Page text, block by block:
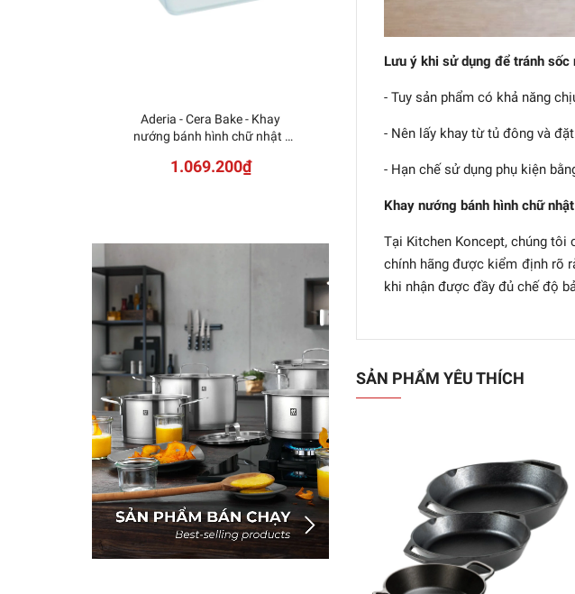
Lưu ý khi sử dụng để tránh sốc
- Tuy sản phẩm có khả năng
- Nên lấy khay từ tủ đông và
- Hạn chế sử dụng phụ kiện
Khay nướng bánh hình chữ
Tại Kitchen Koncept, chúng tôi
chính hãng được kiểm định rõ
khi nhận được đầy đủ chế độ
SẢN PHẨM YÊU THÍCH
Aderia - Cera Bake - Khay
nướng bánh hình chữ nhật -
1.069.200₫